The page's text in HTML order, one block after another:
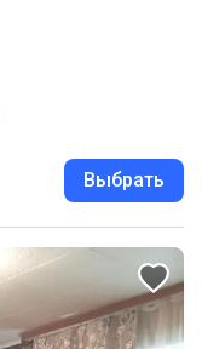
Выбрать